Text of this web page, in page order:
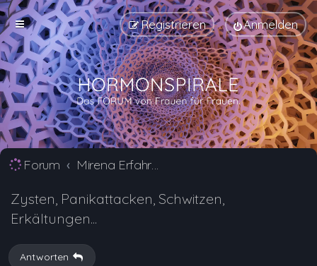
Anmelden
Registrieren
Forum Mirena Erfahrungsberichte und Nebenwirkungen
Zysten, Panikattacken, Schwitzen,
Erkältungen...
Antworten